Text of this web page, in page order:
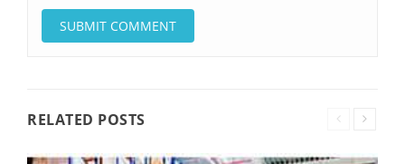
RELATED POSTS